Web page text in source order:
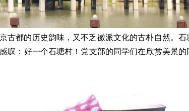
古都的历史韵味，又不乏徽派文化的古朴自然。
叹：好一个石塘村！党支部的同学们在欣赏美景